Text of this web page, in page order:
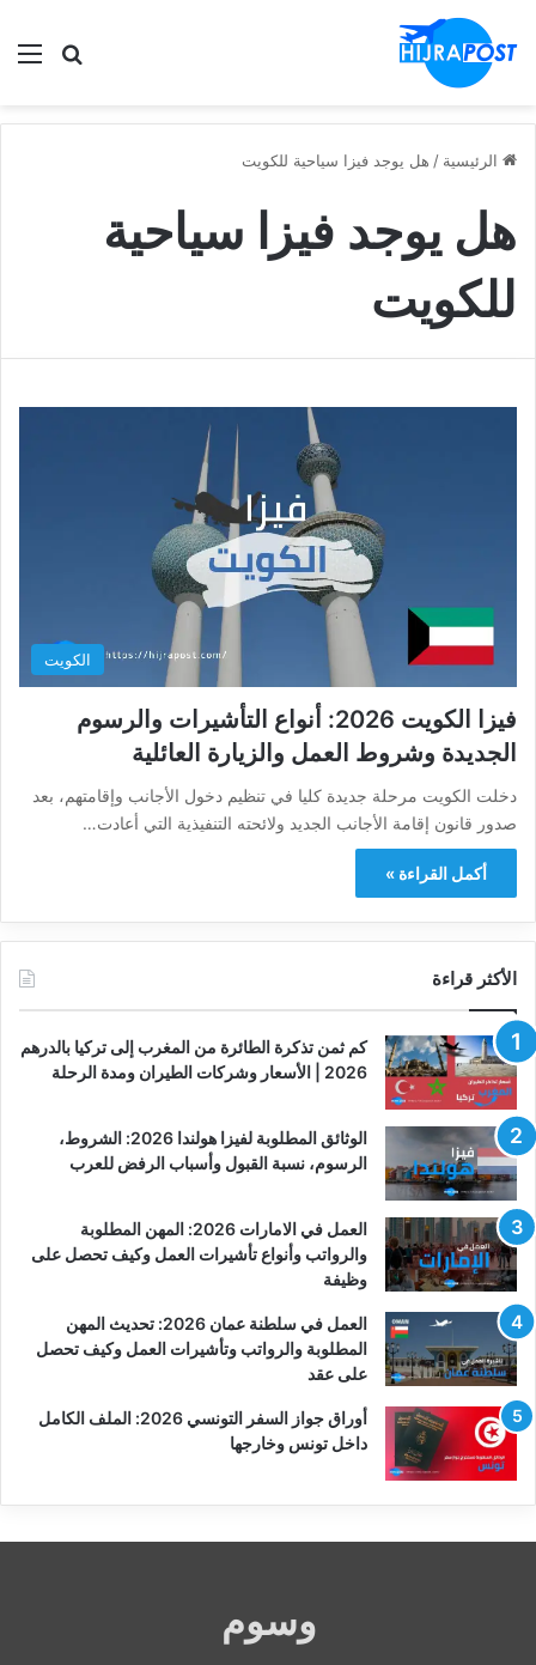
ابحث
الرئيسية / هل يوجد فيزا سياحية للكويت
هل يوجد فيزا سياحية
للكويت
الكويت
فيزا الكويت 2026: أنواع التأشيرات والرسوم
الجديدة وشروط العمل والزيارة العائلية
دخلت الكويت مرحلة جديدة كليا في تنظيم دخول الأجانب وإقامتهم، بعد
صدور قانون إقامة الأجانب الجديد ولائحته التنفيذية التي أعادت…
أكمل القراءة »
الأكثر قراءة
كم ثمن تذكرة الطائرة من المغرب إلى تركيا بالدرهم
2026 | الأسعار وشركات الطيران ومدة الرحلة
الوثائق المطلوبة لفيزا هولندا 2026: الشروط،
الرسوم، نسبة القبول وأسباب الرفض للعرب
العمل في الامارات 2026: المهن المطلوبة
والرواتب وأنواع تأشيرات العمل وكيف تحصل على
وظيفة
العمل في سلطنة عمان 2026: تحديث المهن
المطلوبة والرواتب وتأشيرات العمل وكيف تحصل
على عقد
أوراق جواز السفر التونسي 2026: الملف الكامل
داخل تونس وخارجها
وسوم